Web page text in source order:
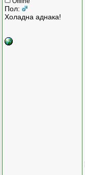
Пол:
Холадна аднака!